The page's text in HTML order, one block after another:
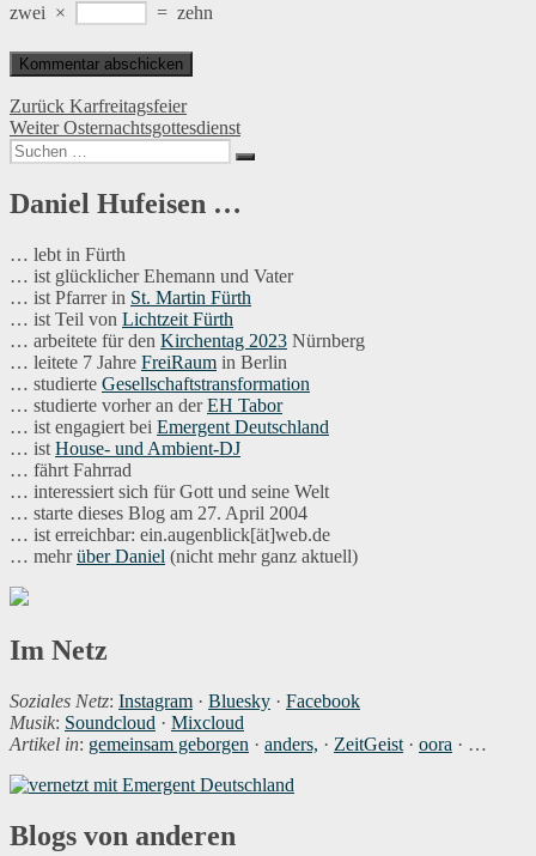
zwei × = zehn
Beitragsnavigation
Zurück Vorheriger
Beitrag:
Karfreitagsfeier
Weiter Nächster
Beitrag:
Osternachtsgottesdienst
Suchen
nach:
Suchen
Daniel Hufeisen …
… lebt in Fürth
… ist glücklicher Ehemann und Vater
… ist Pfarrer in St. Martin Fürth
… ist Teil von Lichtzeit Fürth
… arbeitete für den Kirchentag 2023 Nürnberg
… leitete 7 Jahre FreiRaum in Berlin
… studierte Gesellschaftstransformation
… studierte vorher an derEH Tabor
… ist engagiert bei Emergent Deutschland
… ist House- und Ambient-DJ
… fährt Fahrrad
… interessiert sich für Gott und seine Welt
… starte dieses Blog am 27. April 2004
… ist erreichbar: ein.augenblick[ät]web.de
… mehrüber Daniel (nicht mehr ganz aktuell)
Im Netz
Soziales Netz: Instagram · Bluesky · Facebook
Musik: Soundcloud · Mixcloud
Artikel in: gemeinsam geborgen · anders, · ZeitGeist · oora · …
Blogs von anderen